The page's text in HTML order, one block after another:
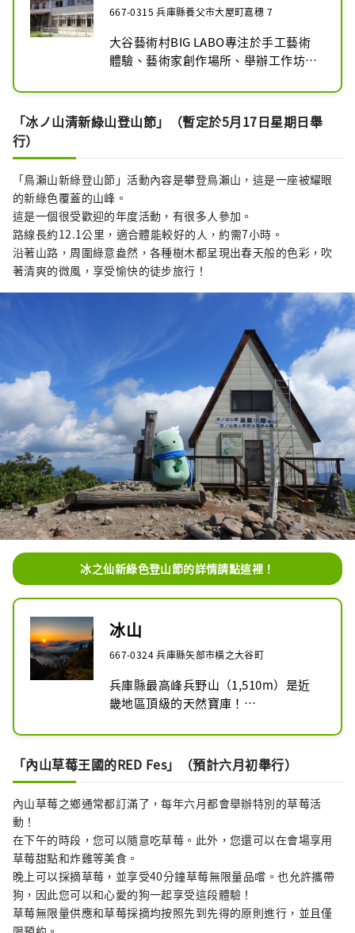
667-0315 兵庫縣養父市大屋町嘉穗 7
大谷藝術村BIG LABO專注於手工藝術
體驗、藝術家創作場所、舉辦工作坊等
使用，例如音樂、舞蹈和戲劇。任何人
都可以輕鬆使用，是一個互動的地方，
是一個大人小孩都可以近距離體驗藝術
靜小鎮大屋町盡情體驗「創造！學習！
樂趣！」呢？你可能會發現一些新東
西。
【費用】
展廳參觀費
成人（高中生以上）300日圓/團體200
小學生、國中生150日元/團體100日元
15人或以上團體
「冰ノ山清新綠山登山節」（暫定於5月17日星期日舉
行）
「鳥瀨山新綠登山節」活動內容是攀登鳥瀨山，這是一座被耀眼
的新綠色覆蓋的山峰。
這是一個很受歡迎的年度活動，有很多人參加。
路線長約12.1公里，適合體能較好的人，約需7小時。
沿著山路，周圍綠意盎然，各種樹木都呈現出春天般的色彩，吹
著清爽的微風，享受愉快的徒步旅行！
冰之仙新綠色登山節的詳情請點這裡！
冰山
667-0324 兵庫縣矢部市橫之大谷町
兵庫縣最高峰兵野山（1,510m）是近
畿地區頂級的天然寶庫！
境最好的地區之一，有日本西部僅存的
亞寒帶濕生植物和國家天然紀念物金雕
的棲息地。
行、穿越山谷和露營，欣賞美景和植
有許多攝影師拍攝冰山，依照季節的不
同，冰山呈現出不同的表情。其中，五
月上旬插秧前的別家梯田中倒映在稻田
中的「倒立冰山」頗受歡迎，每年都有
許多攝影愛好者前來參觀。
「內山草莓王國的RED Fes」（預計六月初舉行）
內山草莓之鄉通常都訂滿了，每年六月都會舉辦特別的草莓活
動！
在下午的時段，您可以隨意吃草莓。此外，您還可以在會場享用
草莓甜點和炸雞等美食。
晚上可以採摘草莓，並享受40分鐘草莓無限量品嚐。也允許攜帶
狗，因此您可以和心愛的狗一起享受這段體驗！
草莓無限量供應和草莓採摘均按照先到先得的原則進行，並且僅